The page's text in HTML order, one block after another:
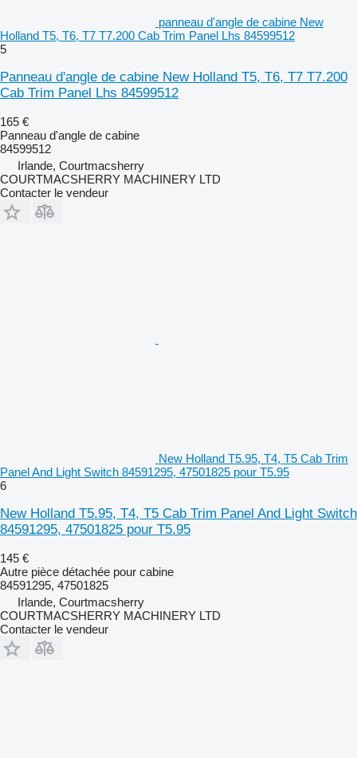
panneau d'angle de cabine New
Holland T5, T6, T7 T7.200 Cab Trim Panel Lhs 84599512
5
Panneau d'angle de cabine New Holland T5, T6, T7 T7.200
Cab Trim Panel Lhs 84599512
165 €
Panneau d'angle de cabine
84599512
Irlande, Courtmacsherry
COURTMACSHERRY MACHINERY LTD
Contacter le vendeur
New Holland T5.95, T4, T5 Cab Trim
Panel And Light Switch 84591295, 47501825 pour T5.95
6
New Holland T5.95, T4, T5 Cab Trim Panel And Light Switch
84591295, 47501825 pour T5.95
145 €
Autre pièce détachée pour cabine
84591295, 47501825
Irlande, Courtmacsherry
COURTMACSHERRY MACHINERY LTD
Contacter le vendeur